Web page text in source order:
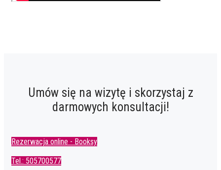
Umów się na wizytę i skorzystaj z
darmowych konsultacji!
Rezerwacja online - Booksy
Tel.: 505700577